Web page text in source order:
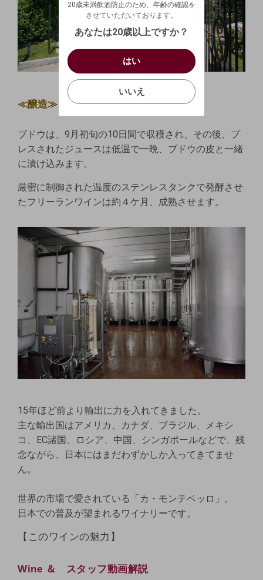
お買い物を続ける カートへ進む
≪醸造≫
ブドウは、9月初旬の10日間で収穫され、その後、プ
レスされたジュースは低温で一晩​​、ブドウの皮と一緒
に漬け込みます。
厳密に制御された温度のステンレスタンクで発酵させ
たフリーランワインは約４ケ月、成熟させます。
15年ほど前より輸出に力を入れてきました。
主な輸出国はアメリカ、カナダ、ブラジル、メキシ
コ、EC諸国、ロシア、中国、シンガポールなどで、残
念ながら、日本にはまだわずかしか入ってきてませ
ん。
世界の市場で愛されている「カ・モンテベッロ」。
日本での普及が望まれるワイナリーです。
【このワインの魅力】
Wine ＆ スタッフ動画解説
お買い物を続ける カートへ進む
20歳未満飲酒防止のため、年齢の確認を
させていただいております。
あなたは20歳以上ですか？
はい
いいえ
生年月日を入力してください。
西暦
/
確認する
ログアウトします。よろしいですか？
いいえ